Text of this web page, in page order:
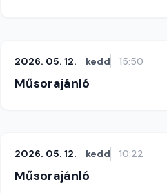
2026. 05. 12. kedd 15:50
Műsorajánló
2026. 05. 12. kedd 10:22
Műsorajánló